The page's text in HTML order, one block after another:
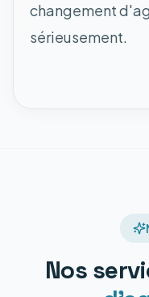
changement
sérieusement.
Nos